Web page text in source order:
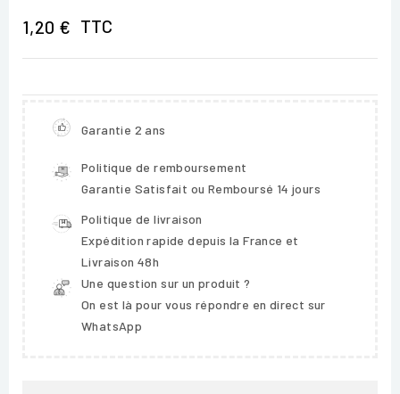
1,20 € TTC
Garantie 2 ans
Politique de remboursement
Garantie Satisfait ou Remboursé 14 jours
Politique de livraison
Expédition rapide depuis la France et
Livraison 48h
Une question sur un produit ?
On est là pour vous répondre en direct sur
WhatsApp